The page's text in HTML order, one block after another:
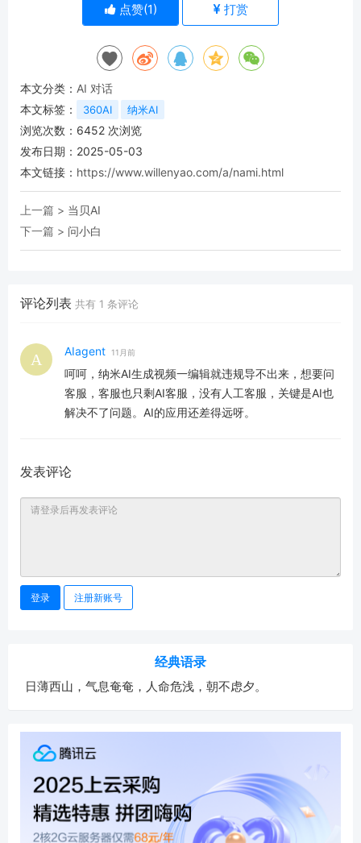
点赞(1) 打赏
本文分类： AI 对话
本文标签：
360AI 纳米AI
浏览次数： 6452 次浏览
发布日期：2025-05-03
本文链接： https://www.willenyao.com/a/nami.html
上一篇 > 当贝AI
下一篇 > 问小白
评论列表 共有 1 条评论
AIagent 11月前
呵呵，纳米AI生成视频一编辑就违规导不出来，想要问
客服，客服也只剩AI客服，没有人工客服，关键是AI也
解决不了问题。AI的应用还差得远呀。
发表评论
登录 注册新账号
经典语录
日薄西山，气息奄奄，人命危浅，朝不虑夕。